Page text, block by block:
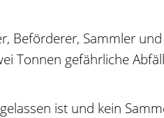
Beförderer, Sammler
Tonnen gefährliche
ist und kein